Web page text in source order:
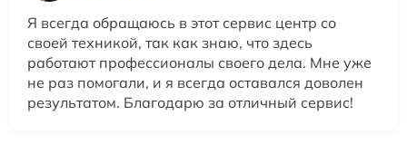
Я всегда обращаюсь в этот сервис центр со
своей техникой, так как знаю, что здесь
работают профессионалы своего дела. Мне уже
не раз помогали, и я всегда оставался доволен
результатом. Благодарю за отличный сервис!